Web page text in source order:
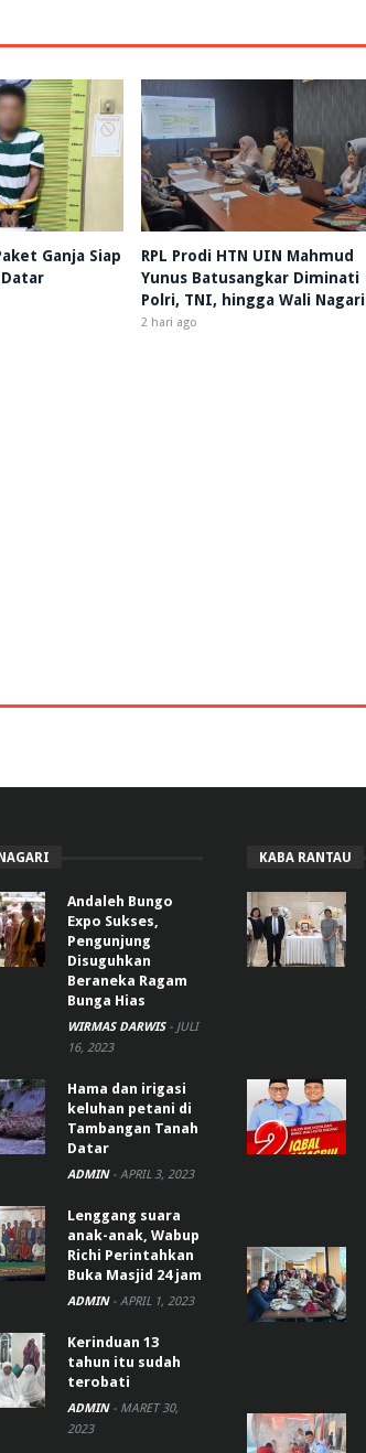
Ganja Siap
RPL Prodi HTN UIN Mahmud
Yunus Batusangkar Diminati
Polri, TNI, hingga Wali Nagari
2 hari ago
Andaleh Bungo
Expo Sukses,
Pengunjung
Disuguhkan
Beraneka Ragam
Bunga Hias
WIRMAS DARWIS - JULI
16, 2023
Hama dan irigasi
keluhan petani di
Tambangan Tanah
Datar
ADMIN - APRIL 3, 2023
Lenggang suara
anak-anak, Wabup
Richi Perintahkan
Buka Masjid 24 jam
ADMIN - APRIL 1, 2023
Kerinduan 13
tahun itu sudah
terobati
ADMIN - MARET 30,
2023
KABA RANTAU